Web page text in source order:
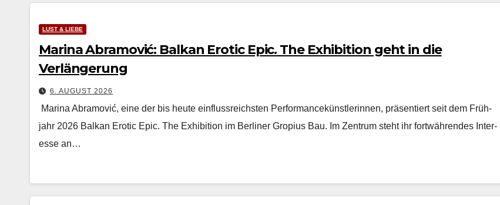
LUST & LIEBE
Marina Abramović: Balkan Erotic Epic. The Exhibition geht in die
Verlängerung
6. AUGUST 2026
Mari­na Abramović, eine der bis heute ein­flussre­ich­sten Per­for­mancekün­st­lerin­nen, präsen­tiert seit dem Früh­
jahr 2026 Balkan Erot­ic Epic. The Exhi­bi­tion im Berlin­er Gropius Bau. Im Zen­trum ste­ht ihr fortwähren­des Inter­
esse an…